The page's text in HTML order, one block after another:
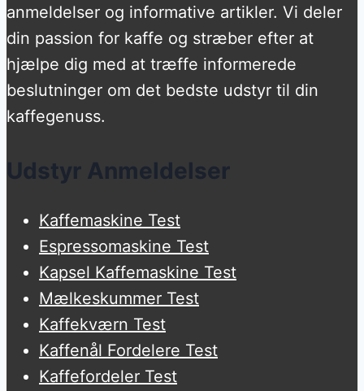
anmeldelser og informative artikler. Vi deler
din passion for kaffe og stræber efter at
hjælpe dig med at træffe informerede
beslutninger om det bedste udstyr til din
kaffegenuss.
Udstyr Anmeldelser
Kaffemaskine Test
Espressomaskine Test
Kapsel Kaffemaskine Test
Mælkeskummer Test
Kaffekværn Test
Kaffenål Fordelere Test
Kaffefordeler Test